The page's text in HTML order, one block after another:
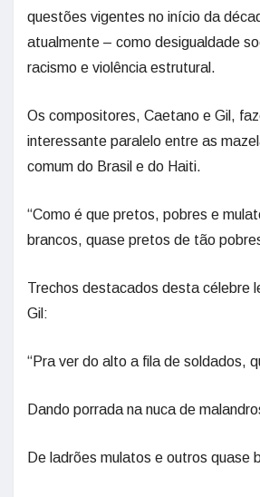
questões vigentes no início da
atualmente – como desigualdade
racismo e violência estrutural.
Os compositores, Caetano e Gil,
interessante paralelo entre as
comum do Brasil e do Haiti.
“Como é que pretos, pobres e
brancos, quase pretos de tão
Trechos destacados desta célebre
Gil:
“Pra ver do alto a fila de soldados,
Dando porrada na nuca de
De ladrões mulatos e outros quase